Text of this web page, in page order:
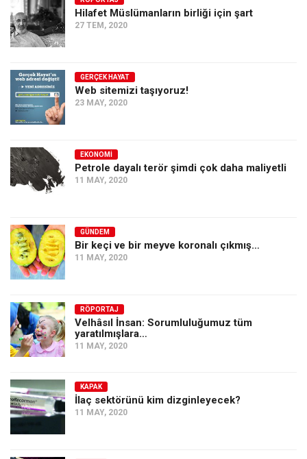
Ekonomi
Spor
Sağlık
Gıda-Beslenme
Türkiye
Siyaset
Dünya
Asya
Amerika
Avustralya
Tarih
Düşünce
Dosyalar
Hilafet Müslümanların birliği için şart
27 TEM, 2020
GERÇEK HAYAT
Web sitemizi taşıyoruz!
23 MAY, 2020
EKONOMI
Petrole dayalı terör şimdi çok daha maliyetli
11 MAY, 2020
GÜNDEM
Bir keçi ve bir meyve koronalı çıkmış…
11 MAY, 2020
RÖPORTAJ
Velhâsıl İnsan: Sorumluluğumuz tüm
yaratılmışlara…
11 MAY, 2020
KAPAK
İlaç sektörünü kim dizginleyecek?
11 MAY, 2020